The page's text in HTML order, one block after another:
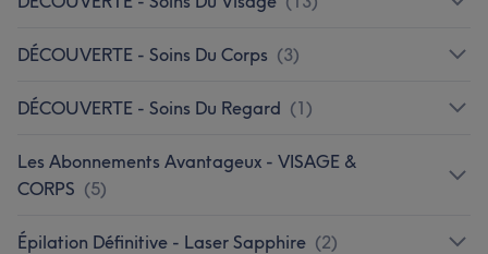
DÉCOUVERTE - Soins Du Corps (3)
DÉCOUVERTE - Soins Du Regard (1)
Les Abonnements Avantageux - VISAGE &
CORPS (5)
Épilation Définitive - Laser Sapphire (2)